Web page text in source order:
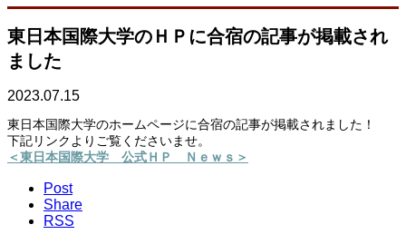
東日本国際大学のＨＰに合宿の記事が掲載され
ました
2023.07.15
東日本国際大学のホームページに合宿の記事が掲載されました！
下記リンクよりご覧くださいませ。
＜東日本国際大学 公式ＨＰ Ｎｅｗｓ＞
Post
Share
RSS